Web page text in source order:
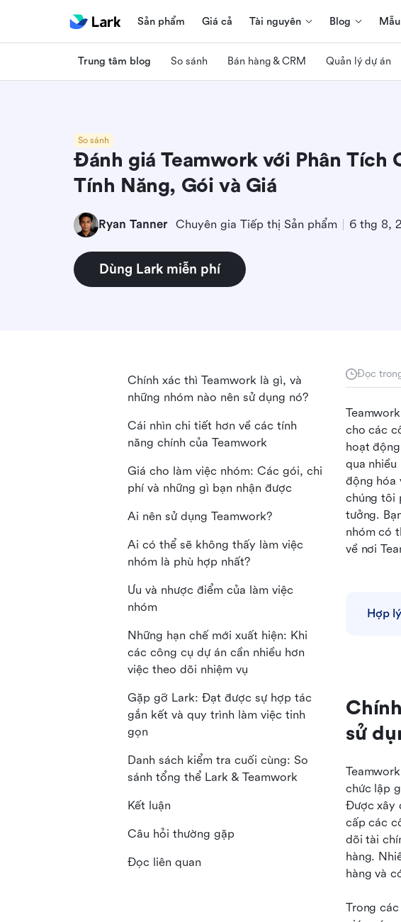
Sản phẩm Giá cả Tài nguyên Blog Mẫu
Trung tâm blog So sánh Bán hàng & CRM Quản lý dự án
So sánh
Đánh giá Teamwork với Phân Tích
Tính Năng, Gói và Giá
Ryan Tanner Chuyên gia Tiếp thị Sản phẩm 6 thg 8,
Dùng Lark miễn phí
Đọc
cho các
hoạt
qua
động hóa
chúng tôi
tưởng.
nhóm có
về nơi
Hợp
sử
chức lập
Được xây
cấp các
dõi tài
hàng.
hàng và
Trong
Chính xác thì Teamwork là gì, và
những nhóm nào nên sử dụng nó?
Cái nhìn chi tiết hơn về các tính
năng chính của Teamwork
Giá cho làm việc nhóm: Các gói, chi
phí và những gì bạn nhận được
Ai nên sử dụng Teamwork?
Ai có thể sẽ không thấy làm việc
nhóm là phù hợp nhất?
Ưu và nhược điểm của làm việc
nhóm
Những hạn chế mới xuất hiện: Khi
các công cụ dự án cần nhiều hơn
việc theo dõi nhiệm vụ
Gặp gỡ Lark: Đạt được sự hợp tác
gắn kết và quy trình làm việc tinh
gọn
Danh sách kiểm tra cuối cùng: So
sánh tổng thể Lark & Teamwork
Kết luận
Câu hỏi thường gặp
Đọc liên quan